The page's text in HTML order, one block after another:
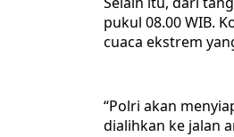
pukul 08.00 WIB.
cuaca ekstrem
“Polri akan
dialihkan ke jalan